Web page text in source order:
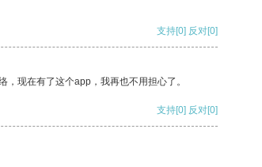
支持[0] 反对[0]
现在有了这个app，我再也不用担心了。
支持[0] 反对[0]